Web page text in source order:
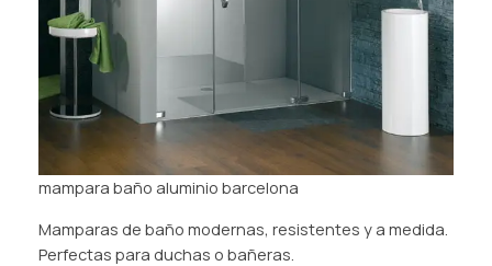
mampara baño aluminio barcelona
Mamparas de baño modernas, resistentes y a medida.
Perfectas para duchas o bañeras.